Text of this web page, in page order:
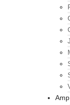
Amp